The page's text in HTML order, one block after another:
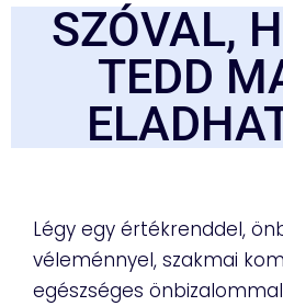
SZÓVAL,
TEDD
Légy egy értékrenddel,
véleménnyel, szakmai
egészséges